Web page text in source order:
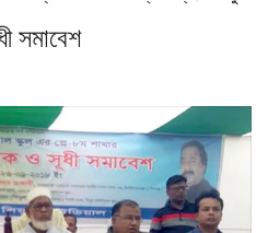
সমাবেশ